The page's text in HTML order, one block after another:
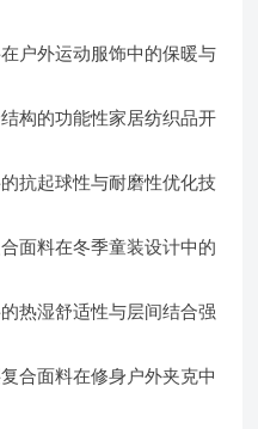
户外运动服饰中的保暖与
构的功能性家居纺织品开
抗起球性与耐磨性优化技
面料在冬季童装设计中的
热湿舒适性与层间结合强
合面料在修身户外夹克中